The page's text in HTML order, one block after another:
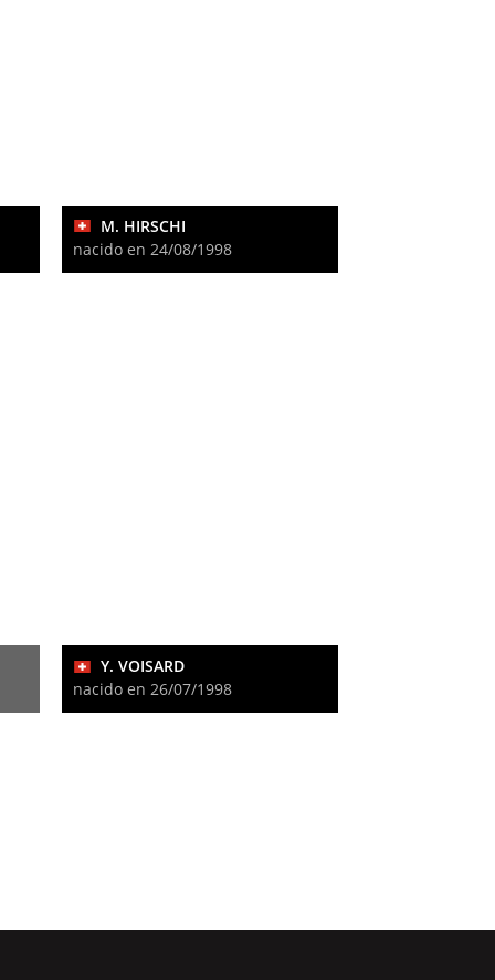
M. HIRSCHI
nacido en 24/08/1998
Y. VOISARD
nacido en 26/07/1998